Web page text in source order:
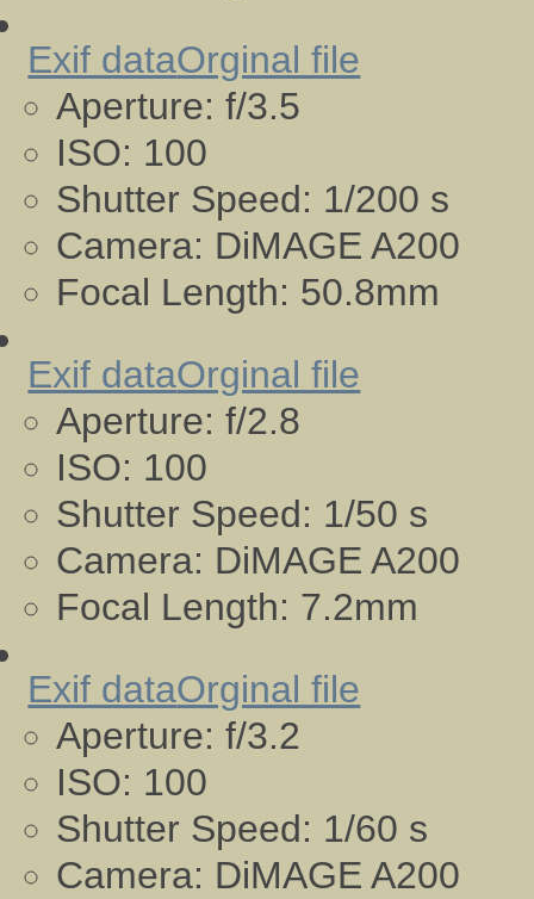
Exif dataOrginal file
Aperture: f/3.5
ISO: 100
Shutter Speed: 1/200 s
Camera: DiMAGE A200
Focal Length: 50.8mm
Exif dataOrginal file
Aperture: f/2.8
ISO: 100
Shutter Speed: 1/50 s
Camera: DiMAGE A200
Focal Length: 7.2mm
Exif dataOrginal file
Aperture: f/3.2
ISO: 100
Shutter Speed: 1/60 s
Camera: DiMAGE A200